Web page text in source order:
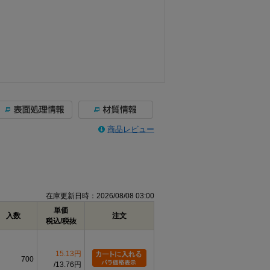
商品レビュー
在庫更新日時：2026/08/08 03:00
入数
単価
税込/税抜
注文
700
15.13円
13.76円